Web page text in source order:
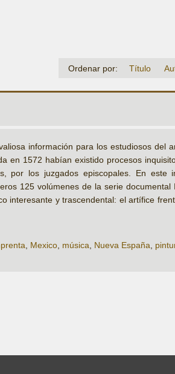
Ordenar por: Título
información para los estudiosos del
en 1572 habían existido procesos
por los juzgados episcopales. En este
125 volúmenes de la serie documental
interesante y trascendental: el artífice
, Mexico, música, Nueva España,